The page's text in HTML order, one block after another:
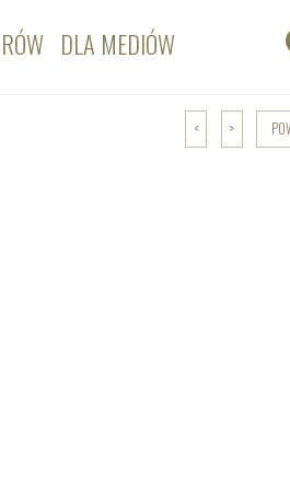
DLA MEDIÓW
< >